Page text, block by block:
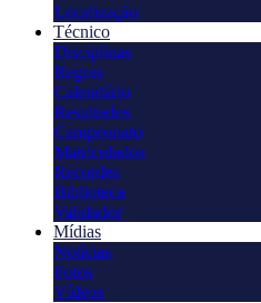
Localização
Técnico
Disciplinas
Regras
Calendário
Resultados
Campeonato
Matriculados
Recordes
Biblioteca
Validador
Mídias
Notícias
Fotos
Vídeos